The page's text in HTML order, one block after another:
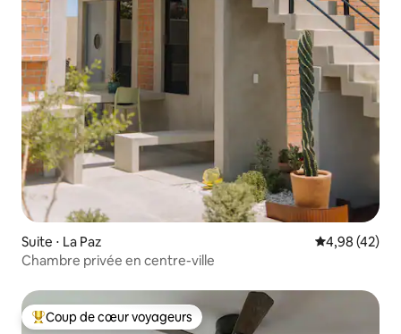
Suite ⋅ La Paz Évaluation
4,98 (42)
Chambre privée en centre-ville
Coups de cœur voyageurs les plus appréciés
Coup de cœur voyageurs